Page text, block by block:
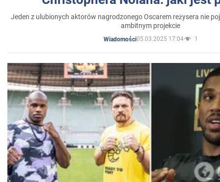
Jeden z ulubionych aktorów nagrodzonego Oscarem reżysera nie
ambitnym projekcie
Wiadomości05.03.2025 17:04 1